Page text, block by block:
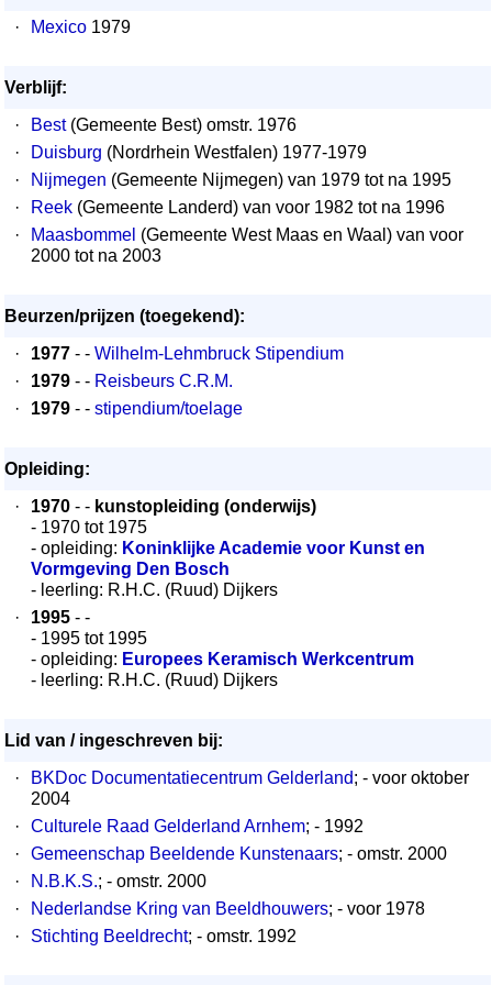
·
Mexico 1979
Verblijf:
·
Best(Gemeente Best) omstr. 1976
·
Duisburg (Nordrhein Westfalen) 1977-1979
·
Nijmegen (Gemeente Nijmegen) van 1979 tot na 1995
·
Reek (Gemeente Landerd) van voor 1982 tot na 1996
·
Maasbommel (Gemeente West Maas en Waal) van voor
2000 tot na 2003
Beurzen/prijzen (toegekend):
·
1977 - - Wilhelm-Lehmbruck Stipendium
·
1979 - - Reisbeurs C.R.M.
·
1979 - - stipendium/toelage
Opleiding:
·
1970 - - kunstopleiding (onderwijs)
- 1970 tot 1975
- opleiding: Koninklijke Academie voor Kunst en
Vormgeving Den Bosch
- leerling: R.H.C. (Ruud) Dijkers
·
1995 - -
- 1995 tot 1995
- opleiding: Europees Keramisch Werkcentrum
- leerling: R.H.C. (Ruud) Dijkers
Lid van / ingeschreven bij:
·
BKDoc Documentatiecentrum Gelderland; - voor oktober
2004
·
Culturele Raad Gelderland Arnhem; - 1992
·
Gemeenschap Beeldende Kunstenaars; - omstr. 2000
·
N.B.K.S.; - omstr. 2000
·
Nederlandse Kring van Beeldhouwers; - voor 1978
·
Stichting Beeldrecht; - omstr. 1992